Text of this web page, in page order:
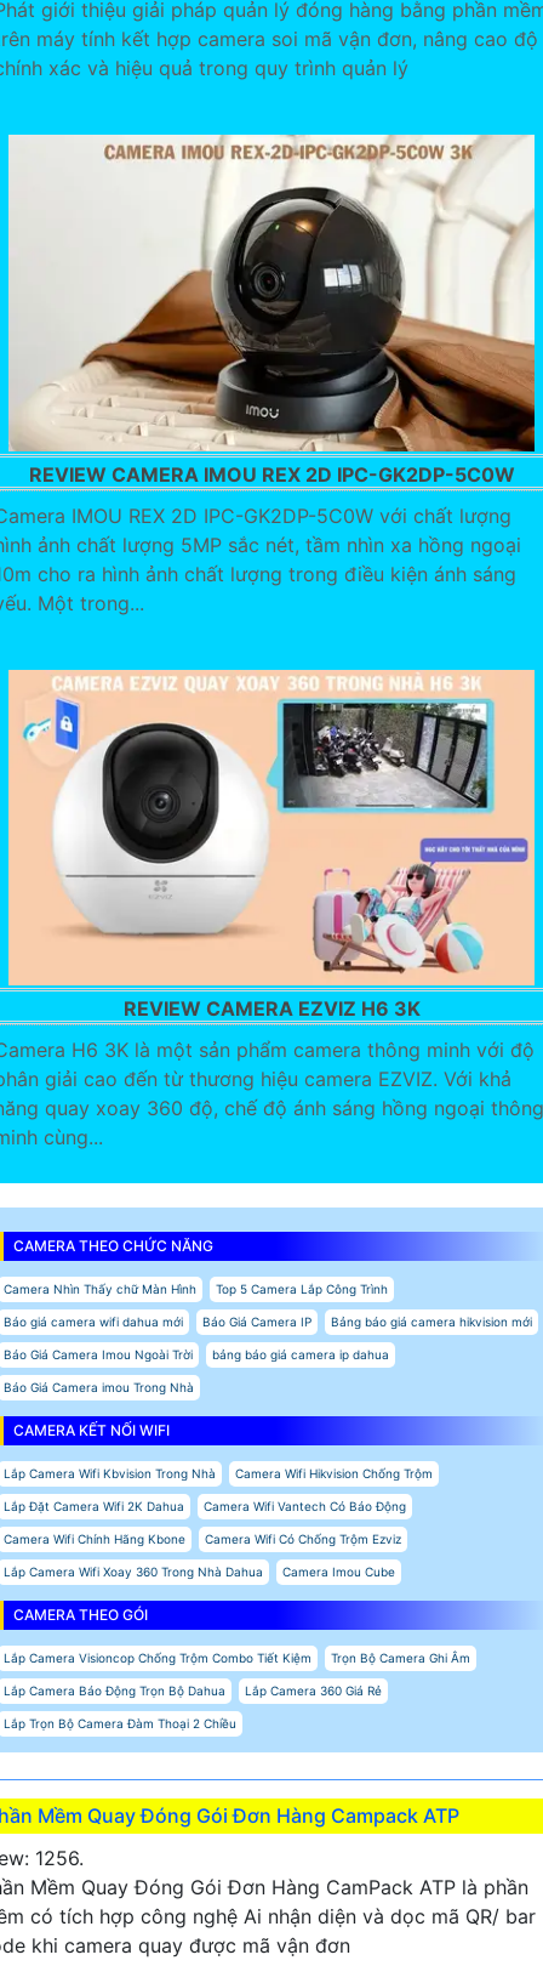
giới thiệu giải pháp quản lý đóng hàng bằng phần
máy tính kết hợp camera soi mã vận đơn, nâng cao độ
xác và hiệu quả trong quy trình quản lý
REVIEW CAMERA IMOU REX 2D IPC-GK2DP-5C0W
IMOU REX 2D IPC-GK2DP-5C0W với chất lượng
ảnh chất lượng 5MP sắc nét, tầm nhìn xa hồng ngoại
cho ra hình ảnh chất lượng trong điều kiện ánh sáng
Một trong...
REVIEW CAMERA EZVIZ H6 3K
H6 3K là một sản phẩm camera thông minh với độ
giải cao đến từ thương hiệu camera EZVIZ. Với khả
quay xoay 360 độ, chế độ ánh sáng hồng ngoại thông
cùng...
CAMERA THEO CHỨC NĂNG
Camera Nhìn Thấy chữ Màn Hình Top 5 Camera Lắp Công Trình
Báo giá camera wifi dahua mới Báo Giá Camera IP Bảng báo giá camera hikvision mới
Báo Giá Camera Imou Ngoài Trời bảng báo giá camera ip dahua
Báo Giá Camera imou Trong Nhà
CAMERA KẾT NỐI WIFI
Lắp Camera Wifi Kbvision Trong Nhà Camera Wifi Hikvision Chống Trộm
Lắp Đặt Camera Wifi 2K Dahua Camera Wifi Vantech Có Báo Động
Camera Wifi Chính Hãng Kbone Camera Wifi Có Chống Trộm Ezviz
Lắp Camera Wifi Xoay 360 Trong Nhà Dahua Camera Imou Cube
CAMERA THEO GÓI
Lắp Camera Visioncop Chống Trộm Combo Tiết Kiệm Trọn Bộ Camera Ghi Âm
Lắp Camera Báo Động Trọn Bộ Dahua Lắp Camera 360 Giá Rẻ
Lắp Trọn Bộ Camera Đàm Thoại 2 Chiều
Mềm Quay Đóng Gói Đơn Hàng Campack ATP
1256.
Mềm Quay Đóng Gói Đơn Hàng CamPack ATP là phần
có tích hợp công nghệ Ai nhận diện và dọc mã QR/ bar
khi camera quay được mã vận đơn